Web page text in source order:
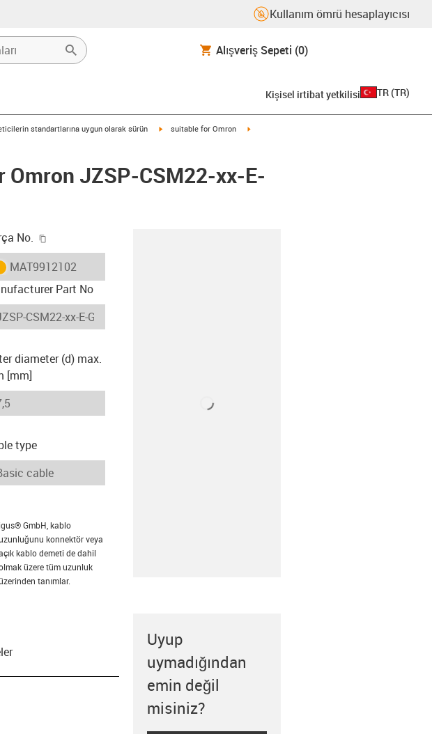
Kullanım ömrü hesaplayıcısı
Alışveriş Sepeti (0)
Kişisel irtibat yetkilisi TR (TR)
right standartlarına uygun olarak sürün igus-icon-arrow-right
suitable for Omron
JZSP-CSM22-xx-E-
No.
igus-icon-lieferzeit
MAT9912102
Part No
diameter (d) max.
[mm]
type
icon-info
igus® GmbH, kablo
konnektör veya
kablo demeti de dahil
üzere tüm uzunluk
tanımlar.
Uyup
uymadığından
emin değil
misiniz?